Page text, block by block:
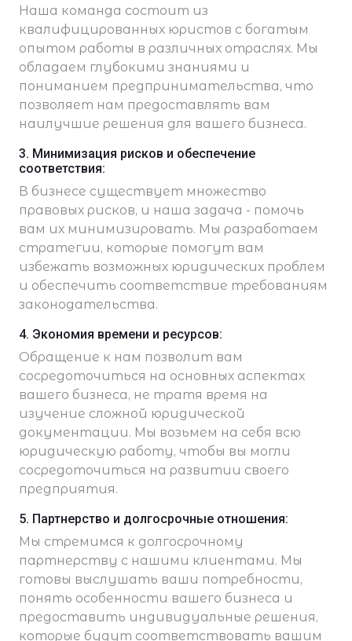
Наша команда состоит из
квалифицированных юристов с богатым
опытом работы в различных отраслях. Мы
обладаем глубокими знаниями и
пониманием предпринимательства, что
позволяет нам предоставлять вам
наилучшие решения для вашего бизнеса.
3. Минимизация рисков и обеспечение
соответствия:
В бизнесе существует множество
правовых рисков, и наша задача - помочь
вам их минимизировать. Мы разработаем
стратегии, которые помогут вам
избежать возможных юридических проблем
и обеспечить соответствие требованиям
законодательства.
4. Экономия времени и ресурсов:
Обращение к нам позволит вам
сосредоточиться на основных аспектах
вашего бизнеса, не тратя время на
изучение сложной юридической
документации. Мы возьмем на себя всю
юридическую работу, чтобы вы могли
сосредоточиться на развитии своего
предприятия.
5. Партнерство и долгосрочные отношения:
Мы стремимся к долгосрочному
партнерству с нашими клиентами. Мы
готовы выслушать ваши потребности,
понять особенности вашего бизнеса и
предоставить индивидуальные решения,
которые будут соответствовать вашим